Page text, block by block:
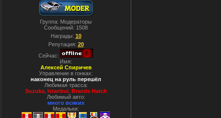
Группа: Модераторы
Сообщений: 1508
Награды: 10
Репутация: 20
Сейчас:
Имя:
Алексей Спиричев
Управление в гонках:
наконец на руль перешёл
Любимая трасса:
Suzuka, Istanbul, Вrands Hatch
Любимый авто:
много всяких
Медальки: